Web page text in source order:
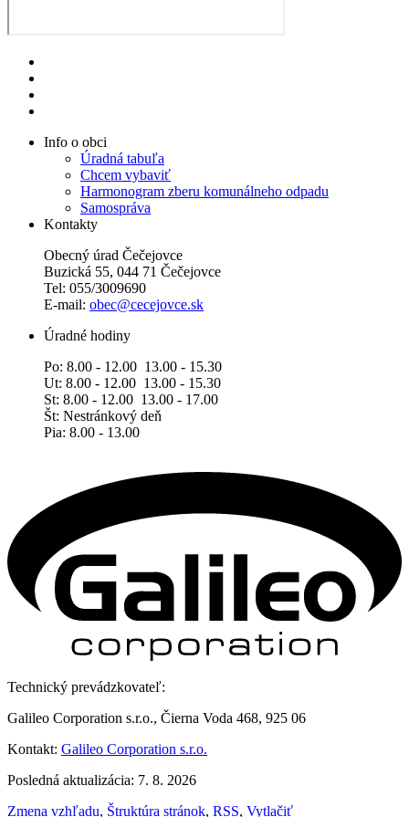
Info o obci
Úradná tabuľa
Chcem vybaviť
Harmonogram zberu komunálneho odpadu
Samospráva
Kontakty
Obecný úrad Čečejovce
Buzická 55, 044 71 Čečejovce
Tel: 055/3009690
E-mail: obec@cecejovce.sk
Úradné hodiny
Po: 8.00 - 12.00 13.00 - 15.30
Ut: 8.00 - 12.00 13.00 - 15.30
St: 8.00 - 12.00 13.00 - 17.00
Št: Nestránkový deň
Pia: 8.00 - 13.00
Technický prevádzkovateľ:
Galileo Corporation s.r.o., Čierna Voda 468, 925 06
Kontakt: Galileo Corporation s.r.o.
Posledná aktualizácia: 7. 8. 2026
Zmena vzhľadu, Štruktúra stránok, RSS, Vytlačiť